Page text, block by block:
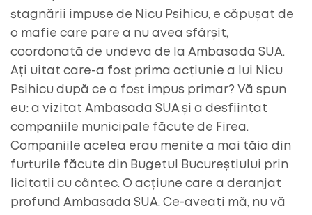
stagnării impuse de Nicu Psihicu, e căpușat de
o mafie care pare a nu avea sfârșit,
coordonată de undeva de la Ambasada SUA.
Ați uitat care-a fost prima acțiunie a lui Nicu
Psihicu după ce a fost impus primar? Vă spun
eu: a vizitat Ambasada SUA și a desființat
companiile municipale făcute de Firea.
Companiile acelea erau menite a mai tăia din
furturile făcute din Bugetul Bucureștiului prin
licitații cu cântec. O acțiune care a deranjat
profund Ambasada SUA. Ce-aveați mă, nu vă